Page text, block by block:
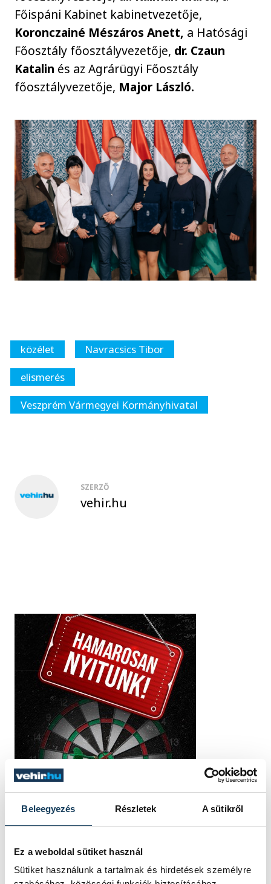
Beleegyezés Részletek A sütikről
Ez a weboldal sütiket használ
Sütiket használunk a tartalmak és hirdetések személyre
Főispáni Kabinet kabinetvezetője,
Koronczainé Mészáros Anett, a Hatósági
Főosztály főosztályvezetője, dr. Czaun
Katalin és az Agrárügyi Főosztály
főosztályvezetője, Major László.
közélet
Navracsics Tibor
elismerés
Veszprém Vármegyei Kormányhivatal
SZERZŐ
vehir.hu